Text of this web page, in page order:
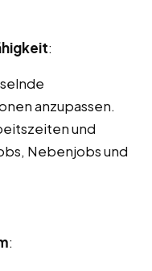
:
anzupassen.
und
Nebenjobs und
: